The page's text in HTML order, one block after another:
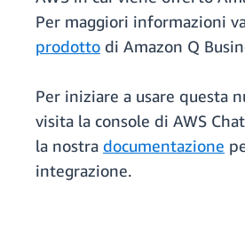
Per maggiori informazioni
prodotto di Amazon Q
Per iniziare a usare questa
visita la console di AWS
la nostra documentazione
integrazione.